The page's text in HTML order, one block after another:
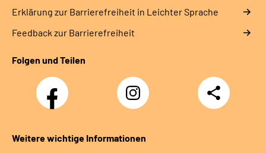
Erklärung zur Barrierefreiheit in Leichter Sprache
Feedback zur Barrierefreiheit
Folgen und Teilen
Facebook Instagram
Teilen
Weitere wichtige Informationen